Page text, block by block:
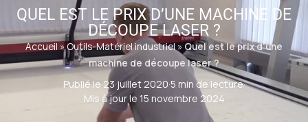
QUEL EST LE PRIX D’UNE MACHINE DE
DÉCOUPE LASER ?
Accueil»Outils-Matériel industriel»Quel est le prix d’une
machine de découpe laser ?
Publié le 23 juillet 2020·5 min de lecture·
Mis à jour le 15 novembre 2024